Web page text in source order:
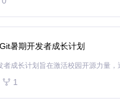
暑期开发者成长计划
1